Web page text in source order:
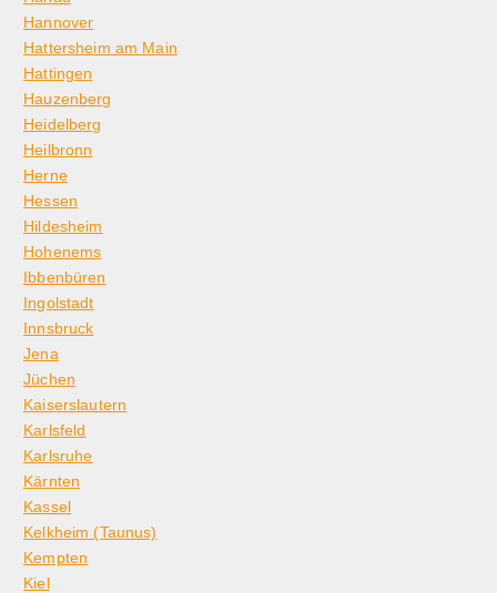
Hannover
Hattersheim am Main
Hattingen
Hauzenberg
Heidelberg
Heilbronn
Herne
Hessen
Hildesheim
Hohenems
Ibbenbüren
Ingolstadt
Innsbruck
Jena
Jüchen
Kaiserslautern
Karlsfeld
Karlsruhe
Kärnten
Kassel
Kelkheim (Taunus)
Kempten
Kiel